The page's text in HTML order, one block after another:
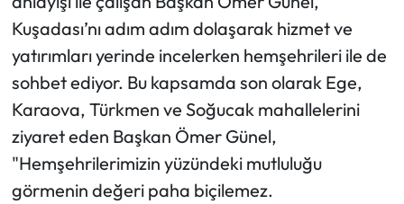
Kuşadası’nı adım adım dolaşarak hizmet ve
yatırımları yerinde incelerken hemşehrileri ile de
sohbet ediyor. Bu kapsamda son olarak Ege,
Karaova, Türkmen ve Soğucak mahallelerini
ziyaret eden Başkan Ömer Günel,
"Hemşehrilerimizin yüzündeki mutluluğu
görmenin değeri paha biçilemez.